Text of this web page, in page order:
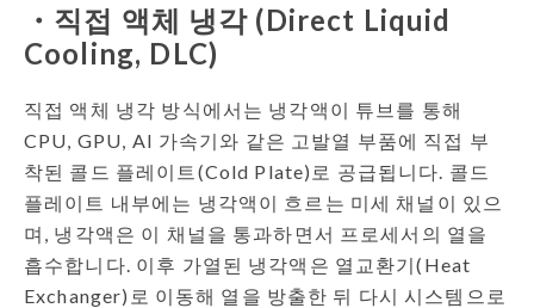
・직접 액체 냉각 (Direct Liquid
Cooling, DLC)
직접 액체 냉각 방식에서는 냉각액이 튜브를 통해
CPU, GPU, AI 가속기와 같은 고발열 부품에 직접 부
착된 콜드 플레이트(Cold Plate)로 공급됩니다. 콜드
플레이트 내부에는 냉각액이 흐르는 미세 채널이 있으
며, 냉각액은 이 채널을 통과하면서 프로세서의 열을
흡수합니다. 이후 가열된 냉각액은 열교환기(Heat
Exchanger)로 이동해 열을 방출한 뒤 다시 시스템으로